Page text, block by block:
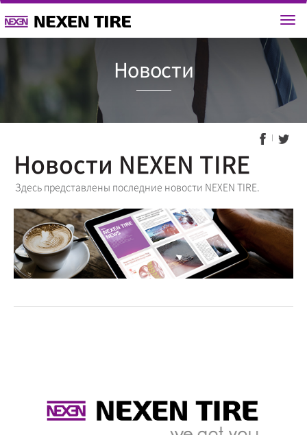
Новости NEXEN TIRE
Здесь представлены последние новости NEXEN TIRE.